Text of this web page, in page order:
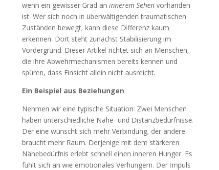
wenn ein gewisser Grad an innerem Sehenvorhanden
ist. Wer sich noch in überwältigenden traumatischen
Zuständen bewegt, kann diese Differenz kaum
erkennen. Dort steht zunächst Stabilisierung im
Vordergrund. Dieser Artikel richtet sich an Menschen,
die ihre Abwehrmechanismen bereits kennen und
spüren, dass Einsicht allein nicht ausreicht.
Ein Beispiel aus Beziehungen
Nehmen wir eine typische Situation: Zwei Menschen
haben unterschiedliche Nähe- und Distanzbedürfnisse.
Der eine wünscht sich mehr Verbindung, der andere
braucht mehr Raum. Derjenige mit dem stärkeren
Nähebedürfnis erlebt schnell einen inneren Hunger. Es
fühlt sich an wie emotionales Verhungern. Der Impuls